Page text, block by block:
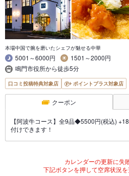
本場中国で腕を磨いたシェフが魅せる中華
5001～6000円
1501～2000円
鳴門市役所から徒歩5分
口コミ投稿特典対象店 ポイントプラス対象店
クーポン
【阿波牛コース】全9品◆5500円(税込)
付けできます！
カレンダーの更新に失
下記ボタンを押して空席状況を